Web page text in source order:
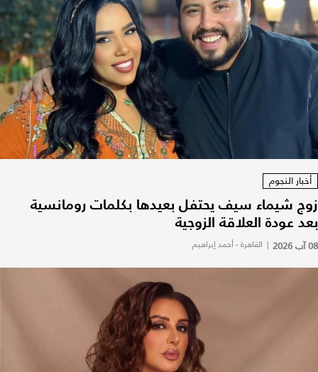
أخبار النجوم
زوج شيماء سيف يحتفل بعيدها بكلمات رومانسية
بعد عودة العلاقة الزوجية
08 آب 2026 | القاهرة - أحمد إبراهيم